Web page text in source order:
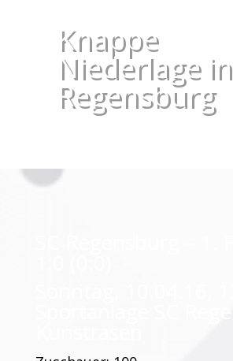
Knappe
Niederlage in
Regensburg